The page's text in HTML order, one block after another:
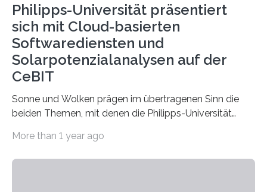
Philipps-Universität präsentiert
sich mit Cloud-basierten
Softwarediensten und
Solarpotenzialanalysen auf der
CeBIT
Sonne und Wolken prägen im übertragenen Sinn die
beiden Themen, mit denen die Philipps-Universität
Hochschulen auf der…
More than 1 year ago